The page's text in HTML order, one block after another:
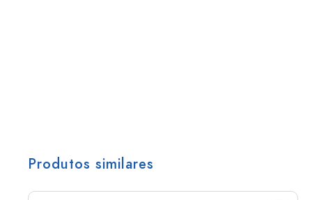
Produtos similares